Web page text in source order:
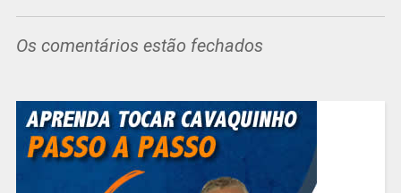
Os comentários estão fechados